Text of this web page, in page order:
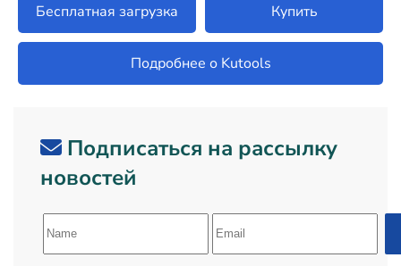
Бесплатная загрузка Купить
Подробнее о Kutools
Подписаться на рассылку
новостей